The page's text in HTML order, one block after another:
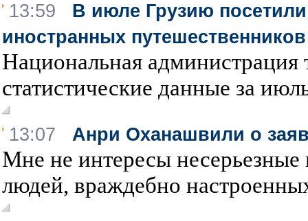
13:59 В июле Грузию
иностранных путешественников
Национальная администрация
статистические данные за
13:07 Анри Оханашвили о
Мне не интересы
людей, враждебно